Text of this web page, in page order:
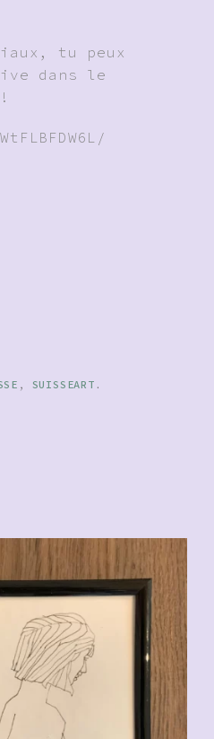
tu peux
dans le
, SUISSEART .